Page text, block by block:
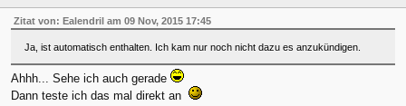
Zitat von: Ealendril am 09 Nov, 2015 17:45
Ja, ist automatisch enthalten. Ich kam nur noch nicht dazu es anzukündigen.
Ahhh... Sehe ich auch gerade
Dann teste ich das mal direkt an